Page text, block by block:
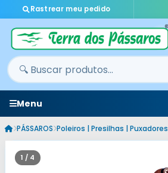
Rastrear meu pedido
Menu
PÁSSAROS Poleiros | Presilhas | Puxadores
1 / 4